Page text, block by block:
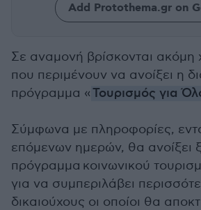
Add Protothema.gr on
Σε αναμονή βρίσκονται ακόμη
που περιμένουν να ανοίξει η
πρόγραμμα «Τουρισμός για
Σύμφωνα με πληροφορίες,
επόμενων ημερών, θα ανοίξει
πρόγραμμα κοινωνικού
για να συμπεριλάβει
δικαιούχους οι οποίοι θα